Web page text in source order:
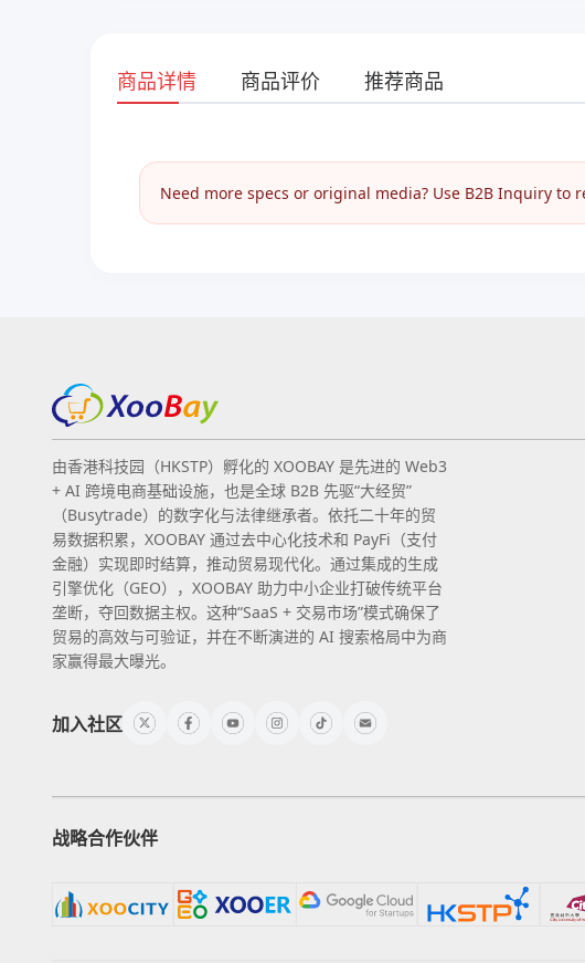
商品详情 商品评价 推荐商品
Need more specs or original media? Use B2B Inquiry
由香港科技园（HKSTP）孵化的 XOOBAY 是先进的 Web3
+ AI 跨境电商基础设施，也是全球 B2B 先驱“大经贸”
（Busytrade）的数字化与法律继承者。依托二十年的贸
易数据积累，XOOBAY 通过去中心化技术和 PayFi（支付
金融）实现即时结算，推动贸易现代化。通过集成的生成
引擎优化（GEO），XOOBAY 助力中小企业打破传统平台
垄断，夺回数据主权。这种“SaaS + 交易市场”模式确保了
贸易的高效与可验证，并在不断演进的 AI 搜索格局中为商
家赢得最大曝光。
加入社区
战略合作伙伴